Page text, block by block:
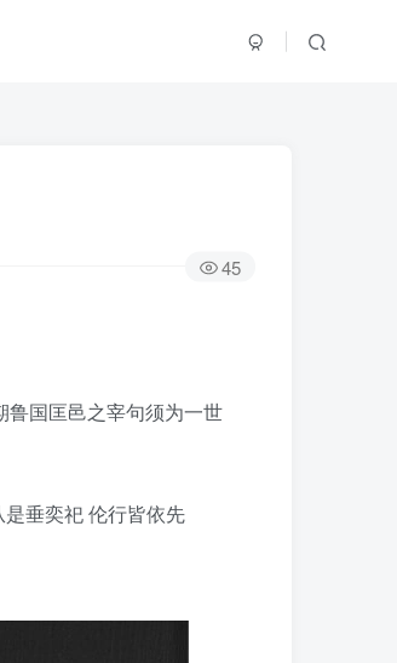
45
国匡邑之宰句须为一世
垂奕祀 伦行皆依先